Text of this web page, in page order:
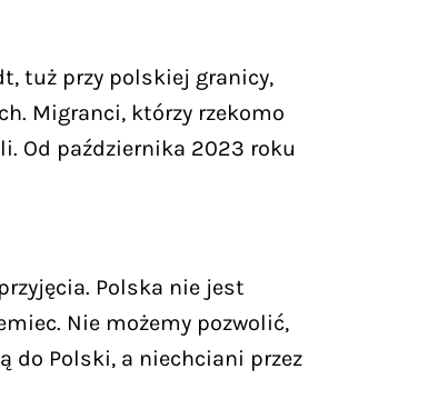
tuż przy polskiej granicy,
Migranci, którzy rzekomo
Od października 2023 roku
Polska nie jest
Nie możemy pozwolić,
do Polski, a niechciani przez